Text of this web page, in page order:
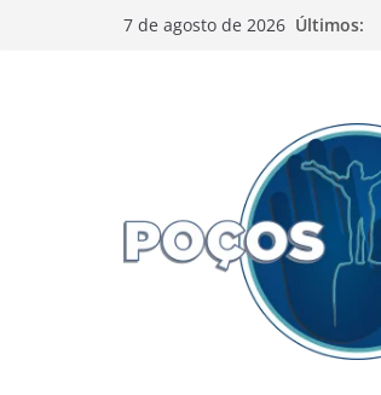
7 de agosto de 2026 Últimos: